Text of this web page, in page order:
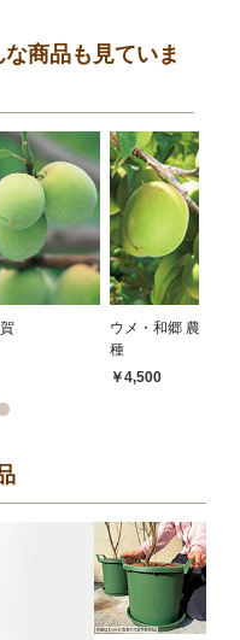
商品も見ていま
ウメ・和郷 農水省
種
￥4,500